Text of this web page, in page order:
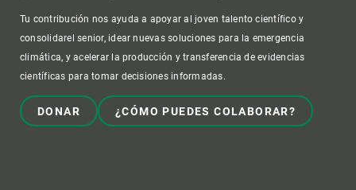
Tu contribución nos ayuda a apoyar al joven talento científico y
consolidarel senior, idear nuevas soluciones para la emergencia
climática, y acelerar la producción y transferencia de evidencias
científicas para tomar decisiones informadas.
DONAR ¿CÓMO PUEDES COLABORAR?